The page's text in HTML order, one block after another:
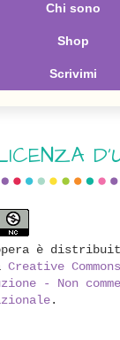
Chi sono
Shop
Scrivimi
è
Creative Commons
- Non
.